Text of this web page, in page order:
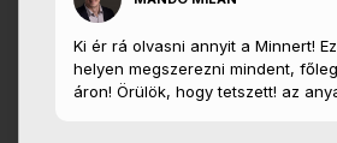
Ki ér rá olvasni annyit a Minnert!
helyen megszerezni mindent,
áron! Örülök, hogy tetszett! az